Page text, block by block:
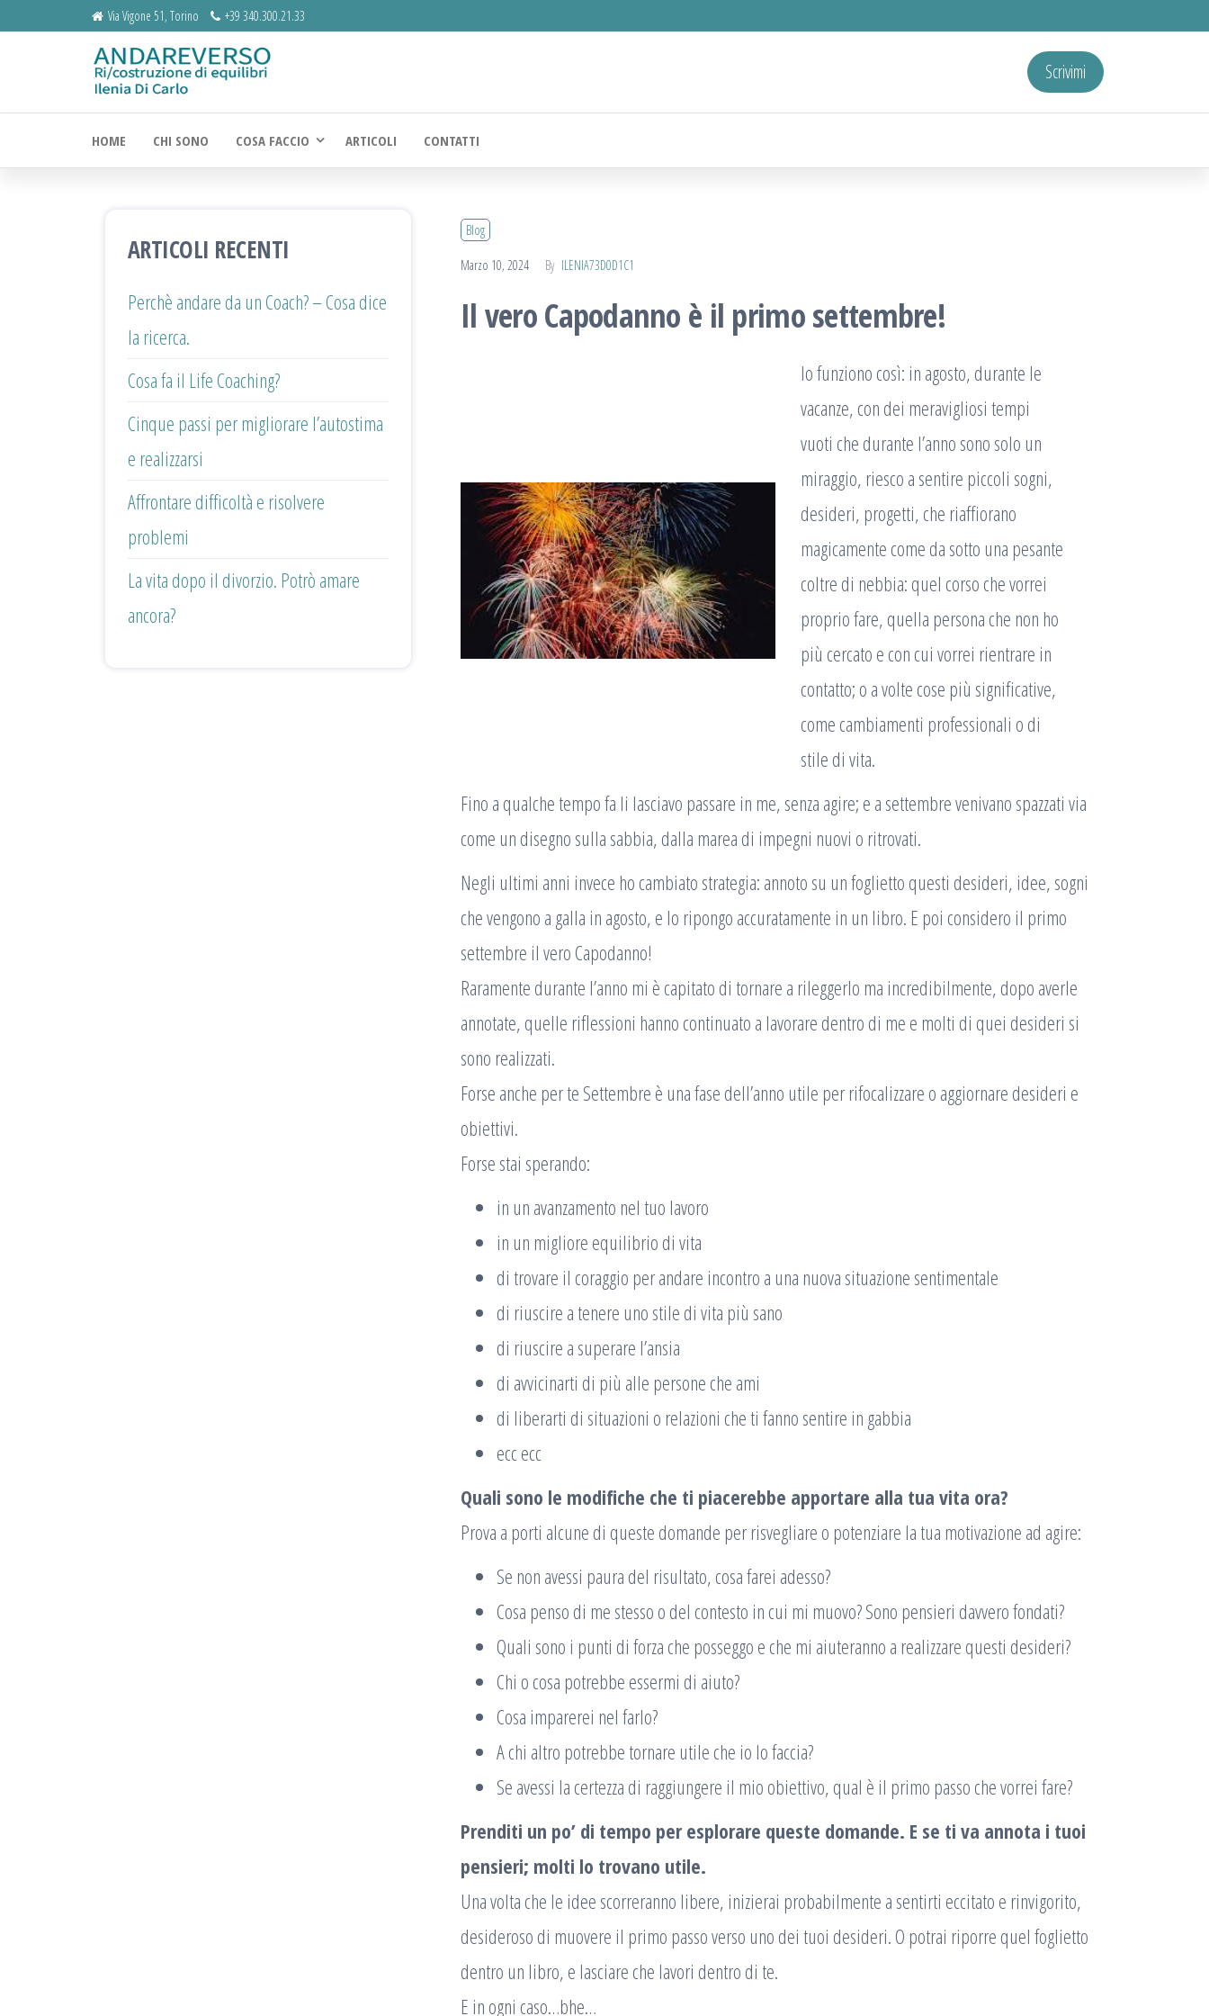
al
Via Vigone 51, Torino +39 340.300.21.33
Scrivimi
HOME CHI SONO COSA FACCIO ARTICOLI CONTATTI
Blog
Marzo 10, 2024 By ILENIA73D0D1C1
Il vero Capodanno è il primo settembre!
Io funziono così: in agosto, durante le
vacanze, con dei meravigliosi tempi
vuoti che durante l’anno sono solo un
miraggio, riesco a sentire piccoli sogni,
desideri, progetti, che riaffiorano
magicamente come da sotto una pesante
coltre di nebbia: quel corso che vorrei
proprio fare, quella persona che non ho
più cercato e con cui vorrei rientrare in
contatto; o a volte cose più significative,
come cambiamenti professionali o di
stile di vita.
Fino a qualche tempo fa li lasciavo passare in me, senza agire; e a settembre venivano spazzati via
come un disegno sulla sabbia, dalla marea di impegni nuovi o ritrovati.
Negli ultimi anni invece ho cambiato strategia: annoto su un foglietto questi desideri, idee, sogni
che vengono a galla in agosto, e lo ripongo accuratamente in un libro. E poi considero il primo
settembre il vero Capodanno!
Raramente durante l’anno mi è capitato di tornare a rileggerlo ma incredibilmente, dopo averle
annotate, quelle riflessioni hanno continuato a lavorare dentro di me e molti di quei desideri si
sono realizzati.
Forse anche per te Settembre è una fase dell’anno utile per rifocalizzare o aggiornare desideri e
obiettivi.
Forse stai sperando:
in un avanzamento nel tuo lavoro
in un migliore equilibrio di vita
di trovare il coraggio per andare incontro a una nuova situazione sentimentale
di riuscire a tenere uno stile di vita più sano
di riuscire a superare l’ansia
di avvicinarti di più alle persone che ami
di liberarti di situazioni o relazioni che ti fanno sentire in gabbia
ecc ecc
Quali sono le modifiche che ti piacerebbe apportare alla tua vita ora?
Prova a porti alcune di queste domande per risvegliare o potenziare la tua motivazione ad agire:
Se non avessi paura del risultato, cosa farei adesso?
Cosa penso di me stesso o del contesto in cui mi muovo? Sono pensieri davvero fondati?
Quali sono i punti di forza che posseggo e che mi aiuteranno a realizzare questi desideri?
Chi o cosa potrebbe essermi di aiuto?
Cosa imparerei nel farlo?
A chi altro potrebbe tornare utile che io lo faccia?
Se avessi la certezza di raggiungere il mio obiettivo, qual è il primo passo che vorrei fare?
Prenditi un po’ di tempo per esplorare queste domande. E se ti va annota i tuoi
pensieri; molti lo trovano utile.
Una volta che le idee scorreranno libere, inizierai probabilmente a sentirti eccitato e rinvigorito,
desideroso di muovere il primo passo verso uno dei tuoi desideri. O potrai riporre quel foglietto
dentro un libro, e lasciare che lavori dentro di te.
E in ogni caso…bhe…
ARTICOLI RECENTI
Perchè andare da un Coach? – Cosa dice
la ricerca.
Cosa fa il Life Coaching?
Cinque passi per migliorare l’autostima
e realizzarsi
Affrontare difficoltà e risolvere
problemi
La vita dopo il divorzio. Potrò amare
ancora?